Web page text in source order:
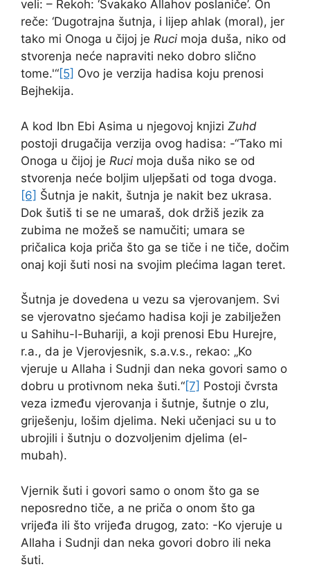
veli: – Rekoh: ‘Svakako Allahov poslaniče’. On
reče: ‘Dugotrajna šutnja, i lijep ahlak (moral), jer
tako mi Onoga u čijoj je Ruci moja duša, niko od
stvorenja neće napraviti neko dobro slično
tome.'“[5] Ovo je verzija hadisa koju prenosi
Bejhekija.
A kod Ibn Ebi Asima u njegovoj knjizi Zuhd
postoji drugačija verzija ovog hadisa: -“Tako mi
Onoga u čijoj je Ruci moja duša niko se od
stvorenja neće boljim uljepšati od toga dvoga.
[6] Šutnja je nakit, šutnja je nakit bez ukrasa.
Dok šutiš ti se ne umaraš, dok držiš jezik za
zubima ne možeš se namučiti; umara se
pričalica koja priča što ga se tiče i ne tiče, dočim
onaj koji šuti nosi na svojim plećima lagan teret.
Šutnja je dovedena u vezu sa vjerovanjem. Svi
se vjerovatno sjećamo hadisa koji je zabilježen
u Sahihu-l-Buhariji, a koji prenosi Ebu Hurejre,
r.a., da je Vjerovjesnik, s.a.v.s., rekao: „Ko
vjeruje u Allaha i Sudnji dan neka govori samo o
dobru u protivnom neka šuti.“[7] Postoji čvrsta
veza između vjerovanja i šutnje, šutnje o zlu,
griješenju, lošim djelima. Neki učenjaci su u to
ubrojili i šutnju o dozvoljenim djelima (el-
mubah).
Vjernik šuti i govori samo o onom što ga se
neposredno tiče, a ne priča o onom što ga
vrijeđa ili što vrijeđa drugog, zato: -Ko vjeruje u
Allaha i Sudnji dan neka govori dobro ili neka
šuti.